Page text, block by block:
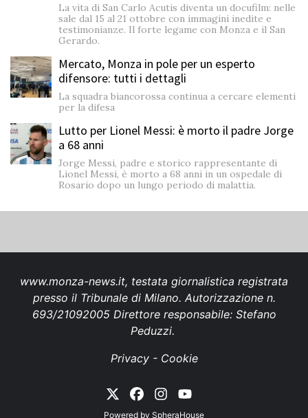
La vita di San Carlo Acutis diventa un docufilm: nelle
sale dal 15 al 21 ottobre con immagini inedite e
testimonianze. Il forte legame con Monza e il San
Gerardo.
Mercato, Monza in pole per un esperto
difensore: tutti i dettagli
La squadra biancorossa continua a cercare elementi
per la difesa
Lutto per Lionel Messi: è morto il padre Jorge
a 68 anni
Jorge Messi, padre e storico rappresentante di
Lionel Messi, è morto a 68 anni in un ospedale di
Rosario dopo un lungo periodo di malattia.
www.monza-news.it, testata giornalistica registrata
presso il Tribunale di Milano. Autorizzazione n.
693/21092005 Direttore responsabile: Stefano
Peduzzi.
Privacy- Cookie
Powered by SpheraHouse